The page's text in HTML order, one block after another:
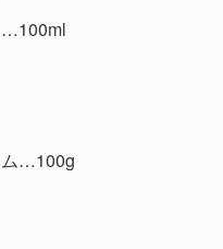
…100ml
ム…100g